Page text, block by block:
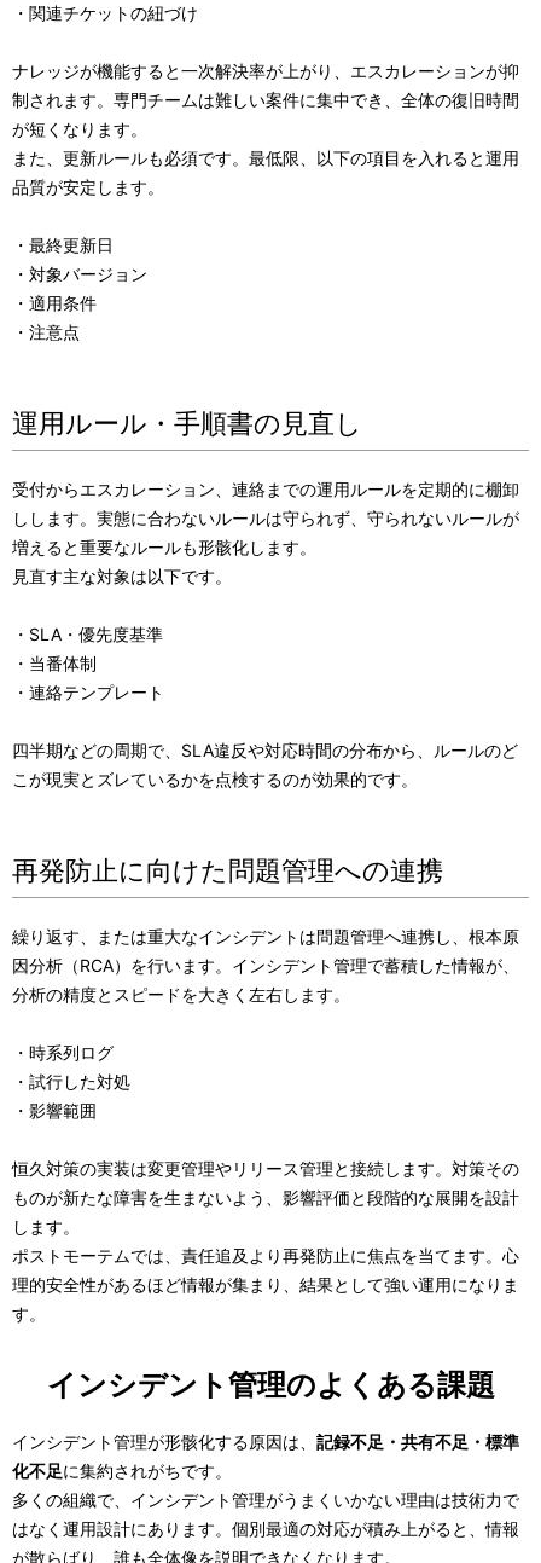
・関連チケットの紐づけ
ナレッジが機能すると一次解決率が上がり、エスカレーションが抑
制されます。専門チームは難しい案件に集中でき、全体の復旧時間
が短くなります。
また、更新ルールも必須です。最低限、以下の項目を入れると運用
品質が安定します。
・最終更新日
・対象バージョン
・適用条件
・注意点
運用ルール・手順書の見直し
受付からエスカレーション、連絡までの運用ルールを定期的に棚卸
しします。実態に合わないルールは守られず、守られないルールが
増えると重要なルールも形骸化します。
見直す主な対象は以下です。
・SLA・優先度基準
・当番体制
・連絡テンプレート
四半期などの周期で、SLA違反や対応時間の分布から、ルールのど
こが現実とズレているかを点検するのが効果的です。
再発防止に向けた問題管理への連携
繰り返す、または重大なインシデントは問題管理へ連携し、根本原
因分析（RCA）を行います。インシデント管理で蓄積した情報が、
分析の精度とスピードを大きく左右します。
・時系列ログ
・試行した対処
・影響範囲
恒久対策の実装は変更管理やリリース管理と接続します。対策その
ものが新たな障害を生まないよう、影響評価と段階的な展開を設計
します。
ポストモーテムでは、責任追及より再発防止に焦点を当てます。心
理的安全性があるほど情報が集まり、結果として強い運用になりま
す。
インシデント管理のよくある課題
インシデント管理が形骸化する原因は、 記録不足・共有不足・標準
化不足に集約されがちです。
多くの組織で、インシデント管理がうまくいかない理由は技術力で
はなく運用設計にあります。個別最適の対応が積み上がると、情報
が散らばり、誰も全体像を説明できなくなります。